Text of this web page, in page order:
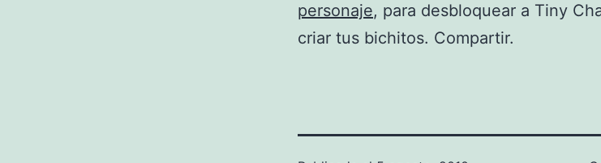
personaje, para desbloquear a Tiny
criar tus bichitos. Compartir.